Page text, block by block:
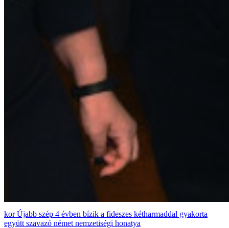
Újabb szép 4 évben bízik a fideszes kétharmaddal gyakorta
együtt szavazó német nemzetiségi honatya